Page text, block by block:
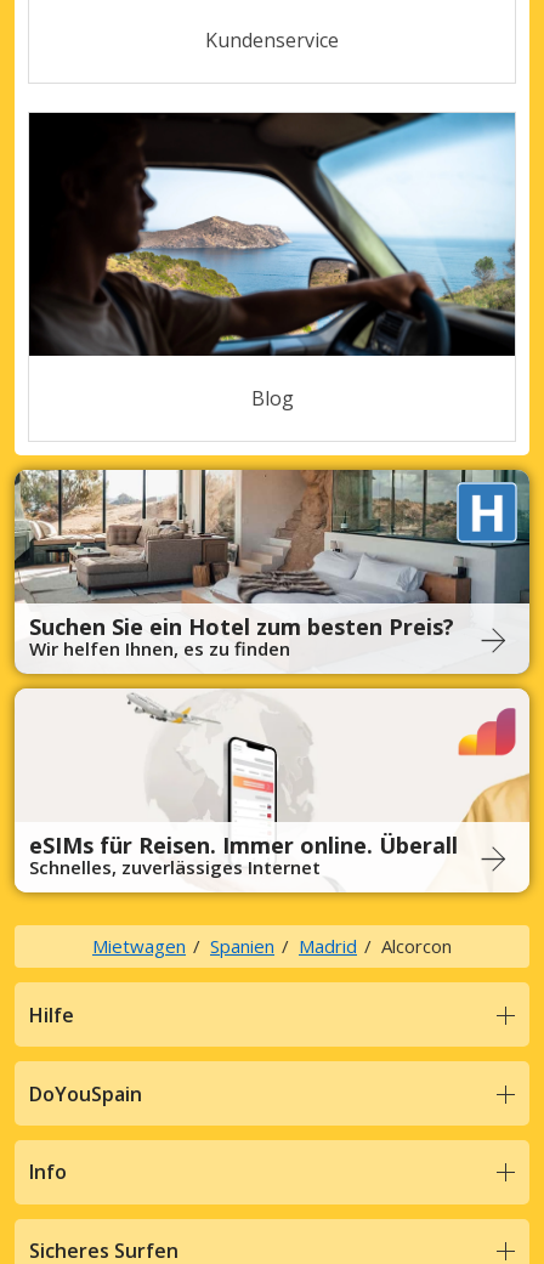
Kundenservice
Blog
Suchen Sie ein Hotel zum besten Preis?
Wir helfen Ihnen, es zu finden
eSIMs für Reisen. Immer online. Überall
Schnelles, zuverlässiges Internet
Mietwagen Spanien Madrid Alcorcon
Hilfe
DoYouSpain
Info
Sicheres Surfen